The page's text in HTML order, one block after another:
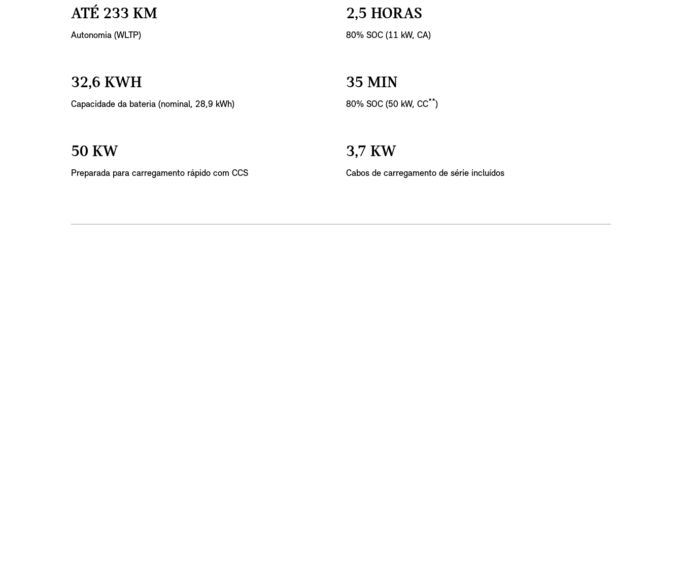
ATÉ 233 KM
Autonomia (WLTP)
2,5 HORAS
80% SOC (11 kW, CA)
32,6 KWH
Capacidade da bateria (nominal, 28,9 kWh)
35 MIN
80% SOC (50 kW, CC**)
50 KW
Preparada para carregamento rápido com CCS
3,7 KW
Cabos de carregamento de série incluídos